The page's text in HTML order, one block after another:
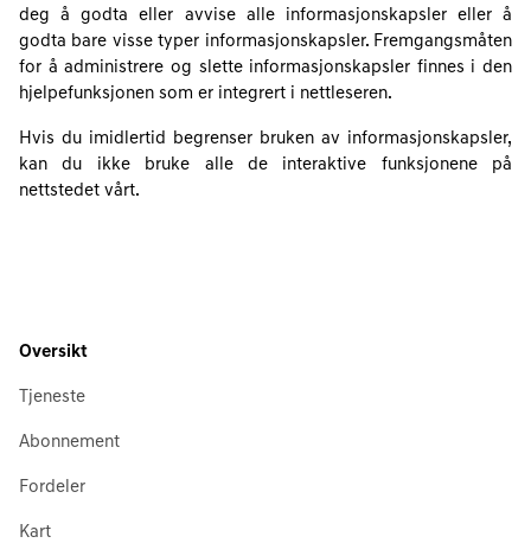
deg å godta eller avvise alle informasjonskapsler eller å
godta bare visse typer informasjonskapsler. Fremgangsmåten
for å administrere og slette informasjonskapsler finnes i den
hjelpefunksjonen som er integrert i nettleseren.
Hvis du imidlertid begrenser bruken av informasjonskapsler,
kan du ikke bruke alle de interaktive funksjonene på
nettstedet vårt.
Oversikt
Tjeneste
Abonnement
Fordeler
Kart